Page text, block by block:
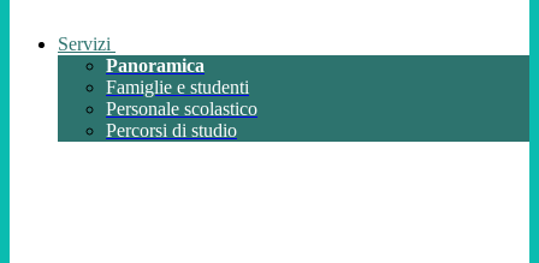
Servizi
Panoramica
Famiglie e studenti
Personale scolastico
Percorsi di studio